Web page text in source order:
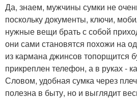
Да, знаем, мужчины сумки не
поскольку документы, ключи,
нужные вещи брать с собой
они сами становятся похожи на
из кармана джинсов топорщится
прикреплен телефон, а в руках -
Словом, удобная сумка через
полезна в быту, но и выглядит